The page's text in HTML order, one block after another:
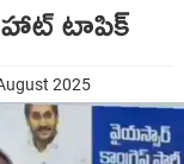
హాట్ టాపిక్
2025